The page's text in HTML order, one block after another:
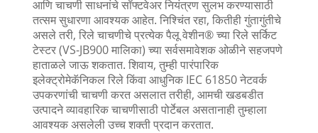
आणि चाचणी साधनांचे सॉफ्टवेअर नियंत्रण सुलभ करण्यासाठी
तत्सम सुधारणा आवश्यक आहेत. निश्चिंत रहा, कितीही गुंतागुंतीचे
असले तरी, रिले चाचणीचे प्रत्येक पैलू वेशीन® च्या रिले सर्किट
टेस्टर (VS-JB900 मालिका) च्या सर्वसमावेशक ओळीने सहजपणे
हाताळले जाऊ शकतात. शिवाय, तुम्ही पारंपारिक
इलेक्ट्रोमेकॅनिकल रिले किंवा आधुनिक IEC 61850 नेटवर्क
उपकरणांची चाचणी करत असलात तरीही, आमची खडबडीत
उत्पादने व्यावहारिक चाचणीसाठी पोर्टेबल असतानाही तुम्हाला
आवश्यक असलेली उच्च शक्ती प्रदान करतात.